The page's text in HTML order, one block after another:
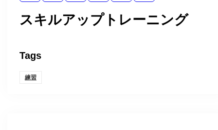
スキルアップトレーニング
Tags
練習